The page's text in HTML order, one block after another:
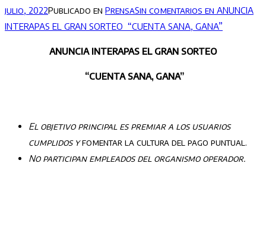
julio, 2022Publicado en PrensaSin comentarios en ANUNCIA
INTERAPAS EL GRAN SORTEO “CUENTA SANA, GANA”
ANUNCIA INTERAPAS EL GRAN SORTEO
“CUENTA SANA, GANA”
El objetivo principal es premiar a los usuarios
cumplidos yfomentar la cultura del pago puntual.
No participan empleados del organismo operador.